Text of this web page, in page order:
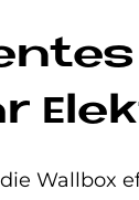
Wallbox